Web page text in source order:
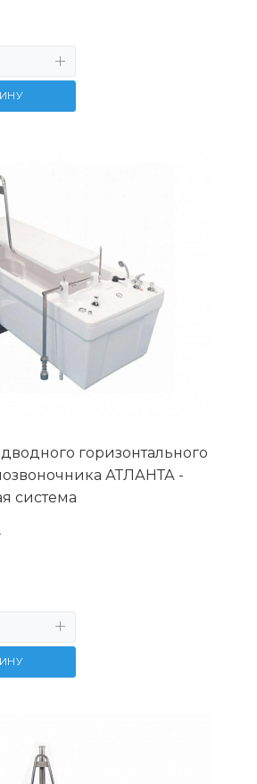
горизонтального
АТЛАНТА -
система